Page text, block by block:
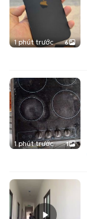
1 phút trước 6
1 phút trước 1